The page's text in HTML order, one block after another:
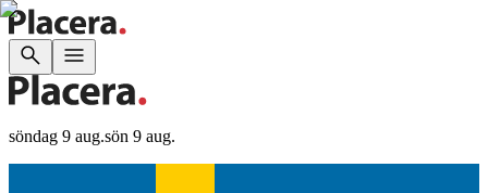
söndag 9 aug.sön 9 aug.